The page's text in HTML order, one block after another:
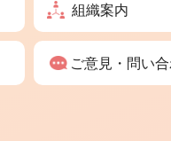
組織案内
ご意見・問い